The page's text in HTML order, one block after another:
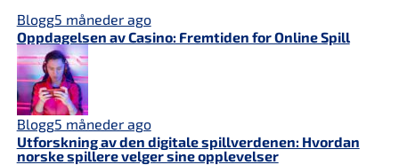
Blogg5 måneder ago
Oppdagelsen av Casino: Fremtiden for Online Spill
Blogg5 måneder ago
Utforskning av den digitale spillverdenen: Hvordan
norske spillere velger sine opplevelser